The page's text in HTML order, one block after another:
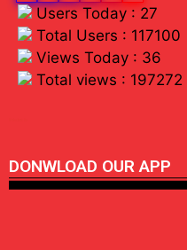
Users Today : 27
Total Users : 117100
Views Today : 36
Total views : 197272
DONWLOAD OUR APP